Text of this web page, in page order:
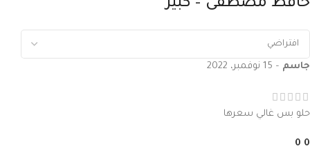
حافظ مصطفى – كبير
جاسم – 15 نوفمبر، 2022
حلو بس غالي سعرها
0
0